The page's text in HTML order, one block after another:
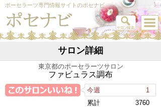
ポーセラーツ専門情報サイトのポセナビ
サロン詳細
東京都のポーセラーツサロン
ファビュラス調布
今週
1
累計
3760